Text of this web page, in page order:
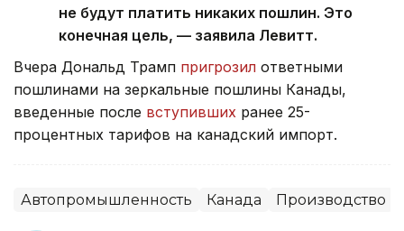
не будут платить никаких пошлин. Это
конечная цель, — заявила Левитт.
Вчера Дональд Трамп пригрозил ответными
пошлинами на зеркальные пошлины Канады,
введенные после вступивших ранее 25-
процентных тарифов на канадский импорт.
Автопромышленность Канада Производство